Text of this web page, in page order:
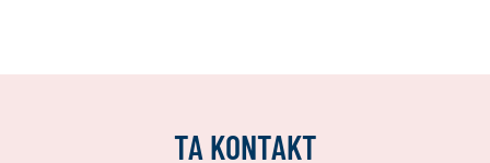
TA KONTAKT